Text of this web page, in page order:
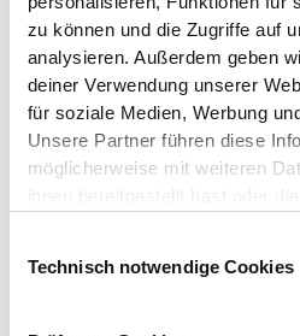
zu können und die Zugriffe auf
analysieren. Außerdem geben
deiner Verwendung unserer
für soziale Medien, Werbung
Unsere Partner führen diese
möglicherweise mit weiteren
Auf dieser Webseite verwenden
Technisch notwendige Cookies
Offene
Kontakt